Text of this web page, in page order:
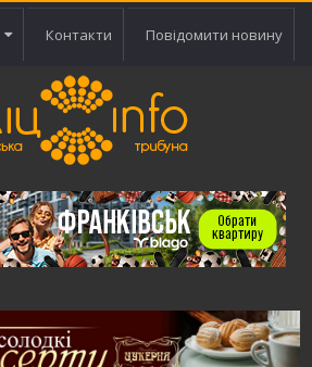
Контакти Повідомити новину